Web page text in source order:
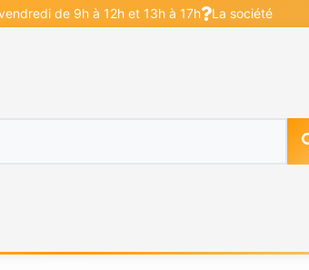
de 9h à 12h et 13h à 17h La société